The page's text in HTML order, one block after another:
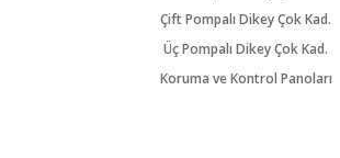
Çift Pompalı Dikey Çok Kad.
Üç Pompalı Dikey Çok Kad.
Koruma ve Kontrol Panoları